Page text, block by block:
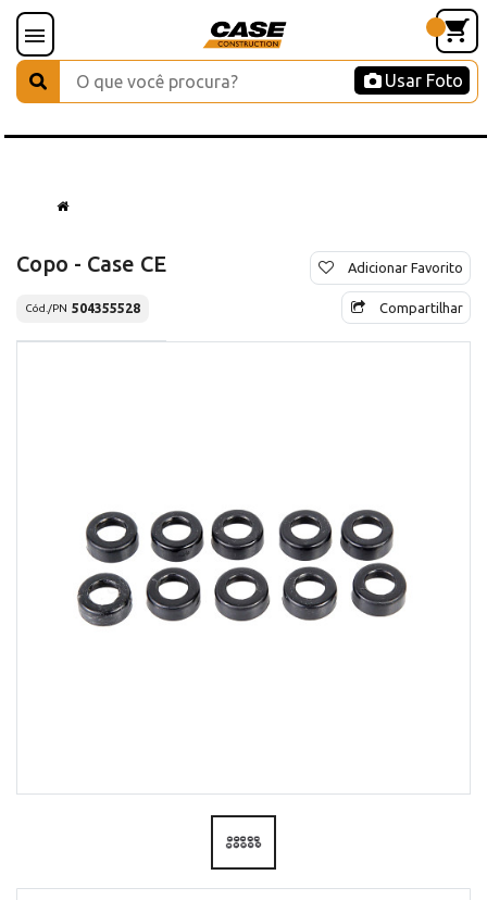
Usar Foto
Copo - Case CE
Cód./PN 504355528
Adicionar Favorito
Compartilhar